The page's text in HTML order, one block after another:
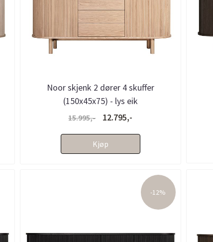
Noor skjenk 2 dører 4 skuffer
(150x45x75) - lys eik
15.995,- 12.795,-
Kjøp
-12%